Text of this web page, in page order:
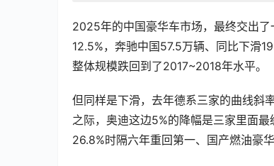
2025年的中国豪华车市场，最终交出
12.5%，奔驰中国57.5万辆、同比下滑
整体规模跌回到了2017~2018年水平。
但同样是下滑，去年德系三家的曲线斜
之际，奥迪这边5%的降幅是三家里面
26.8%时隔六年重回第一、国产燃油豪